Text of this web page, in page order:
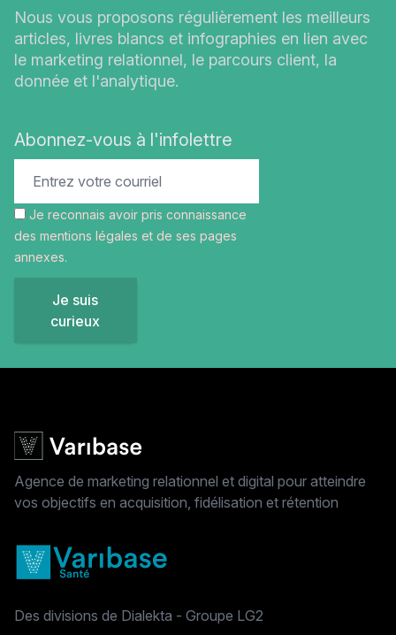
Nous vous proposons régulièrement les meilleurs
articles, livres blancs et infographies en lien avec
le marketing relationnel, le parcours client, la
donnée et l'analytique.
Abonnez-vous à l'infolettre
Je reconnais avoir pris connaissance
des mentions légales et de ses pages
annexes.
Je suis
curieux
Agence de marketing relationnel et digital pour atteindre
vos objectifs en acquisition, fidélisation et rétention
Des divisions de Dialekta - Groupe LG2